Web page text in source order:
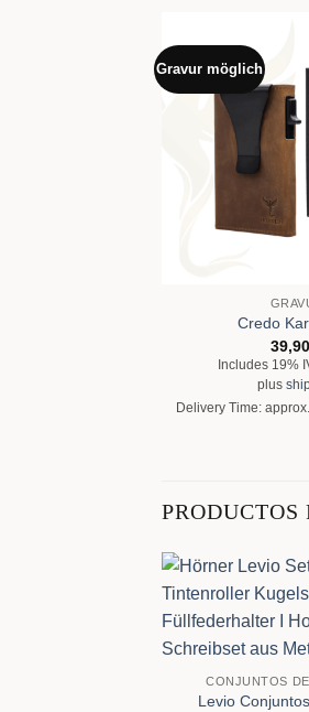
Gravur möglich
Credo
Includes 19%
plus
Delivery Time:
CONJUNTOS
Levio